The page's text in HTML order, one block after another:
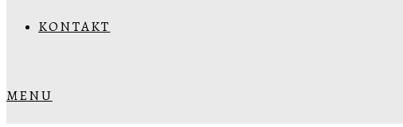
KONTAKT
MENU